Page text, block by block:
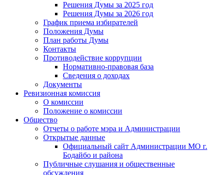
Решения Думы за 2025 год
Решения Думы за 2026 год
График приема избирателей
Положения Думы
План работы Думы
Контакты
Противодействие коррупции
Нормативно-правовая база
Сведения о доходах
Документы
Ревизионная комиссия
О комиссии
Положение о комиссии
Общество
Отчеты о работе мэра и Администрации
Открытые данные
Официальный сайт Администрации МО г.
Бодайбо и района
Публичные слушания и общественные
обсуждения